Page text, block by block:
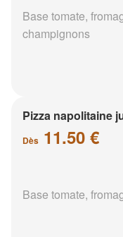
Base tomate,
champignons
Pizza napolitaine
Dès 11.50 €
Base tomate,